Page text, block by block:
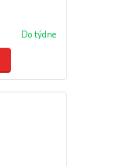
Do týdne